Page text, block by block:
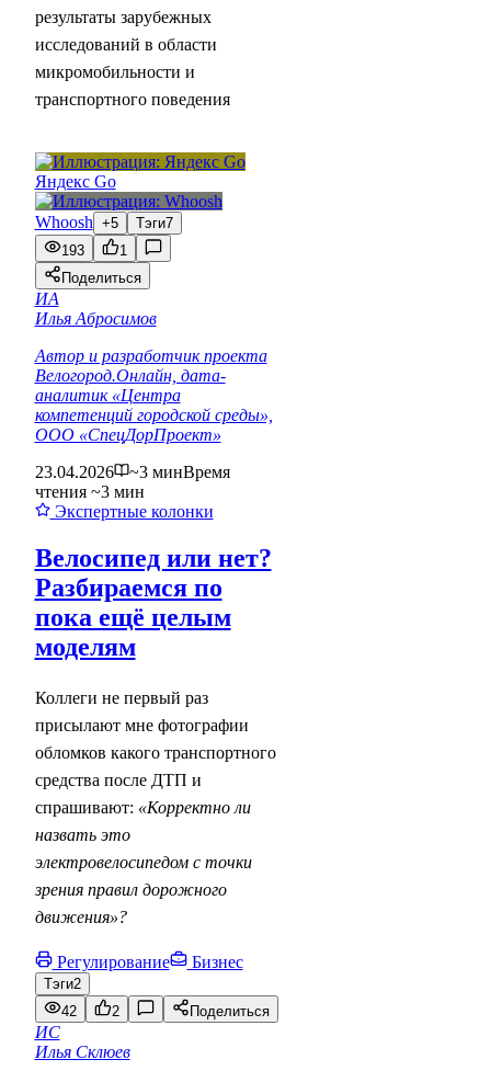
результаты зарубежных
исследований в области
микромобильности и
транспортного поведения
Яндекс Go
Whoosh +5 Тэги7
193
1
Поделиться
ИА
Илья Абросимов
Автор и разработчик проекта
Велогород.Онлайн, дата-
аналитик «Центра
компетенций городской среды»,
ООО «СпецДорПроект»
23.04.2026
~3 минВремя
чтения ~3 мин
Экспертные колонки
Велосипед или нет?
Разбираемся по
пока ещё целым
моделям
Коллеги не первый раз
присылают мне фотографии
обломков какого транспортного
средства после ДТП и
спрашивают: «Корректно ли
назвать это
электровелосипедом с точки
зрения правил дорожного
движения»?
Регулирование Бизнес
Тэги2
42
2 Поделиться
ИС
Илья Склюев